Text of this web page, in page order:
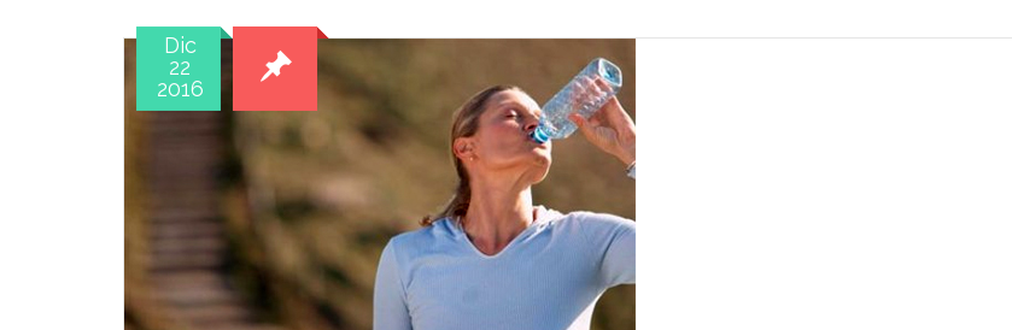
Dic
22
2016